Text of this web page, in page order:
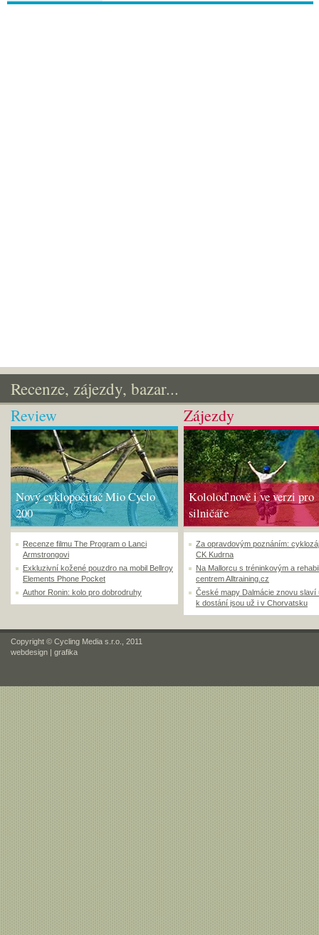
Recenze, zájezdy, bazar...
Review
Nový cyklopočítač Mio Cyclo
200
Recenze filmu The Program o Lanci
Armstrongovi
Exkluzivní kožené pouzdro na mobil Bellroy
Elements Phone Pocket
Author Ronin: kolo pro dobrodruhy
Zájezdy
Kololoď nově i ve verzi pro
silničáře
Za opravdovým poznáním:
CK Kudrna
Na Mallorcu s tréninkovým a
centrem Alltraining.cz
České mapy Dalmácie znovu slaví
k dostání jsou už i v Chorvatsku
Copyright © Cycling Media s.r.o., 2011
webdesign | grafika